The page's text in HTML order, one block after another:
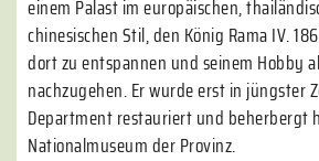
einem Palast im europäischen,
chinesischen Stil, den König Rama IV.
dort zu entspannen und seinem Hobby
nachzugehen. Er wurde erst in jüngster
Department restauriert und beherbergt
Nationalmuseum der Provinz.